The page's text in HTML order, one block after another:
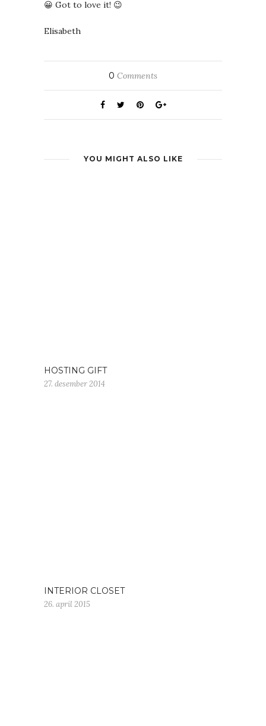
😀 Got to love it! 😉
Elisabeth
0 Comments
YOU MIGHT ALSO LIKE
HOSTING GIFT
27. desember 2014
INTERIOR CLOSET
26. april 2015